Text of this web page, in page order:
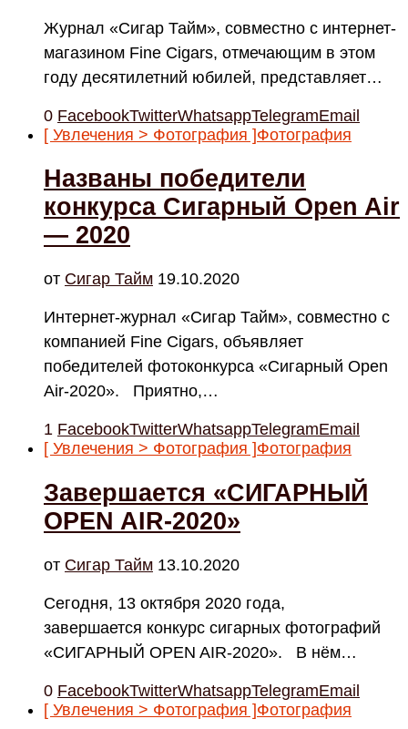
Журнал «Сигар Тайм», совместно с интернет-
магазином Fine Cigars, отмечающим в этом
году десятилетний юбилей, представляет…
0 FacebookTwitterWhatsappTelegramEmail
[ Увлечения > Фотография ]Фотография
Названы победители
конкурса Сигарный Open Air
— 2020
от Cигар Тайм 19.10.2020
Интернет-журнал «Сигар Тайм», совместно с
компанией Fine Cigars, объявляет
победителей фотоконкурса «Сигарный Open
Air-2020». Приятно,…
1 FacebookTwitterWhatsappTelegramEmail
[ Увлечения > Фотография ]Фотография
Завершается «СИГАРНЫЙ
OPEN AIR-2020»
от Cигар Тайм 13.10.2020
Сегодня, 13 октября 2020 года,
завершается конкурс сигарных фотографий
«СИГАРНЫЙ OPEN AIR-2020». В нём…
0 FacebookTwitterWhatsappTelegramEmail
[ Увлечения > Фотография ]Фотография